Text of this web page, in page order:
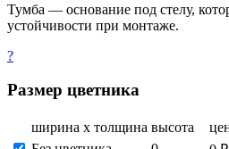
Тумба — основание под стелу,
устойчивости при монтаже.
?
Размер цветника
ширина х толщина высота